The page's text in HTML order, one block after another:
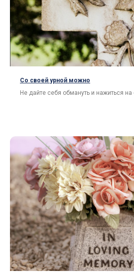
Со своей урной можно
Не дайте себя обмануть и нажиться
Нужна помощь с
Поможем с выбором и
доставку по нужному адресу.
Отправить